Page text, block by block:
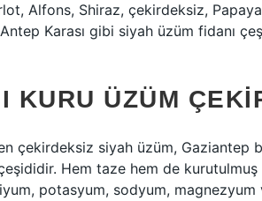
Alfons, Shiraz, çekirdeksiz,
Karası gibi siyah üzüm fidanı
KURU ÜZÜM
çekirdeksiz siyah üzüm,
Hem taze hem de kurutulmuş
potasyum, sodyum,